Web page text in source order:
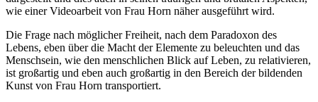
wie einer Videoarbeit von Frau Horn näher ausgeführt wird.
Die Frage nach möglicher Freiheit, nach dem Paradoxon des
Lebens, eben über die Macht der Elemente zu beleuchten und das
Menschsein, wie den menschlichen Blick auf Leben, zu relativieren,
ist großartig und eben auch großartig in den Bereich der bildenden
Kunst von Frau Horn transportiert.